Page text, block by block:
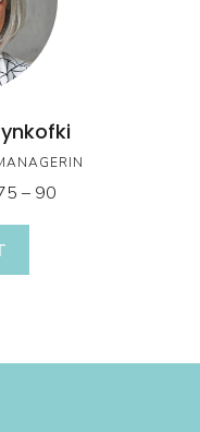
– 90